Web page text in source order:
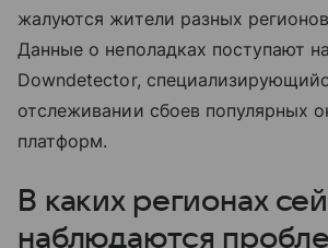
жалуются жители разных
Данные о неполадках поступают
Downdetector,
отслеживании сбоев популярных
платформ.
В каких регионах
наблюдаются